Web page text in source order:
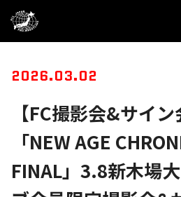
2026.03.02
【FC撮影会&サイン
「NEW AGE
FINAL」3.8新木場